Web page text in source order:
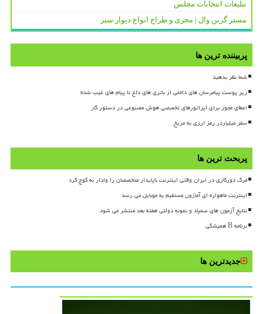
تبلیغات انتخابات مجلس
مستر گرین وال | مجری و طراح انواع دیوار سبز
پربیننده ترین ها
شما نظر بدهید
زیر پوست پیامرسان های داخلی از باتری های داغ تا پیام های غیب شده
اعطای مجوز برای اپراتورهای تخصصی هوش مصنوعی در دستور کار
سفر میلیاردر رمز ارزی به مریخ
پربحث ترین ها
مرگ دورکاری در ایران وقتی اینترنت ناپایدار متخصصان را وادار به کوچ کرد
اینترنت ماهواره ای آمازون مستقیم به موبایل می رسد
نتایج آزمون های سمپاد و نمونه دولتی هفته بعد منتشر می شود
برنامه B همیشگی
جدیدترین ها